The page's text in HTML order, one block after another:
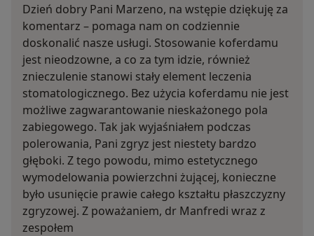
Dzień dobry Pani Marzeno, na wstępie dziękuję za
komentarz – pomaga nam on codziennie
doskonalić nasze usługi. Stosowanie koferdamu
jest nieodzowne, a co za tym idzie, również
znieczulenie stanowi stały element leczenia
stomatologicznego. Bez użycia koferdamu nie jest
możliwe zagwarantowanie nieskażonego pola
zabiegowego. Tak jak wyjaśniałem podczas
polerowania, Pani zgryz jest niestety bardzo
głęboki. Z tego powodu, mimo estetycznego
wymodelowania powierzchni żującej, konieczne
było usunięcie prawie całego kształtu płaszczyzny
zgryzowej. Z poważaniem, dr Manfredi wraz z
zespołem